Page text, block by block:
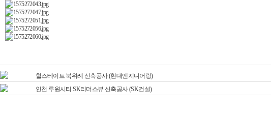
힐스테이트 북위례 신축공사 (현대엔지니어링)
인천 루원시티 SK리더스뷰 신축공사 (SK건설)